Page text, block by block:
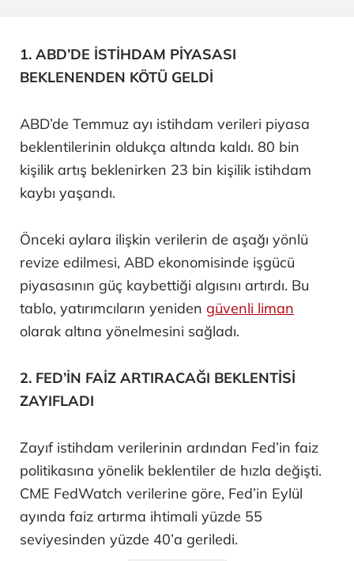
1. ABD’DE İSTİHDAM PİYASASI
BEKLENENDEN KÖTÜ GELDİ
ABD’de Temmuz ayı istihdam verileri piyasa
beklentilerinin oldukça altında kaldı. 80 bin
kişilik artış beklenirken 23 bin kişilik istihdam
kaybı yaşandı.
Önceki aylara ilişkin verilerin de aşağı yönlü
revize edilmesi, ABD ekonomisinde işgücü
piyasasının güç kaybettiği algısını artırdı. Bu
tablo, yatırımcıların yeniden güvenli liman
olarak altına yönelmesini sağladı.
2. FED’İN FAİZ ARTIRACAĞI BEKLENTİSİ
ZAYIFLADI
Zayıf istihdam verilerinin ardından Fed’in faiz
politikasına yönelik beklentiler de hızla değişti.
CME FedWatch verilerine göre, Fed’in Eylül
ayında faiz artırma ihtimali yüzde 55
seviyesinden yüzde 40’a geriledi.